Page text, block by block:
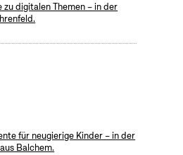
digitalen Themen – in der
für neugierige Kinder – in der
Balchem.